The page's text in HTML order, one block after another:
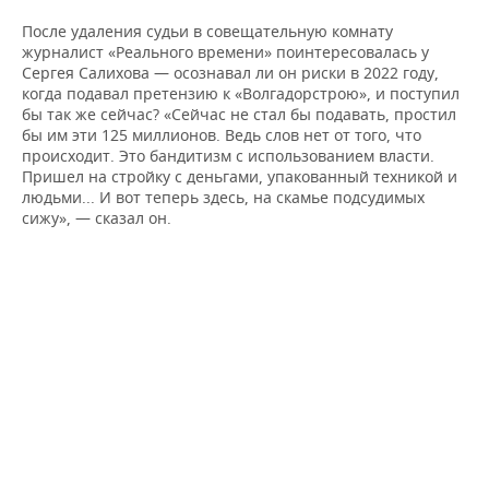
После удаления судьи в совещательную комнату
журналист «Реального времени» поинтересовалась у
Сергея Салихова — осознавал ли он риски в 2022 году,
когда подавал претензию к «Волгадорстрою», и поступил
бы так же сейчас? «Сейчас не стал бы подавать, простил
бы им эти 125 миллионов. Ведь слов нет от того, что
происходит. Это бандитизм с использованием власти.
Пришел на стройку с деньгами, упакованный техникой и
людьми... И вот теперь здесь, на скамье подсудимых
сижу», — сказал он.